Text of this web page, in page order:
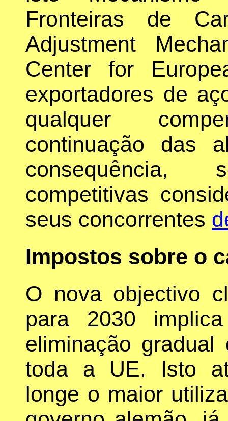
Fronteiras de
Adjustment
Center for
exportadores de
qualquer
continuação das
consequência,
competitivas
seus concorrentes
Impostos sobre o
O nova objectivo
para 2030
eliminação
toda a UE. Isto
longe o maior